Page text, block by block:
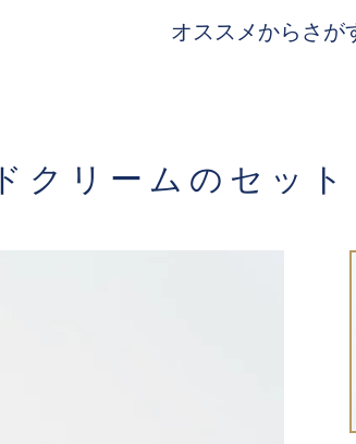
オススメからさが
クリームのセット